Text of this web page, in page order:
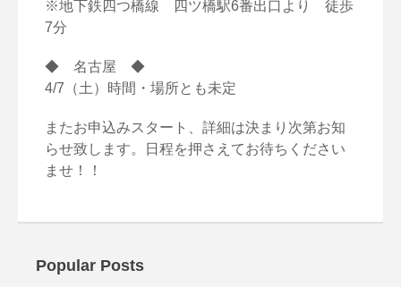
※地下鉄四つ橋線 四ツ橋駅6番出口より 徒歩
7分
◆ 名古屋 ◆
4/7（土）時間・場所とも未定
またお申込みスタート、詳細は決まり次第お知
らせ致します。日程を押さえてお待ちください
ませ！！
Popular Posts